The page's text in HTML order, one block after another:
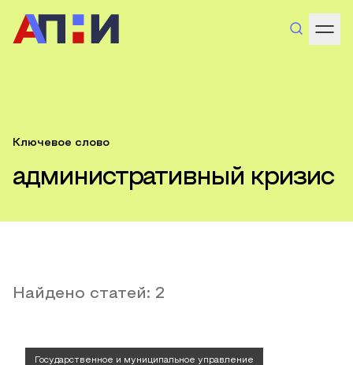
Ключевое слово
административный кризис
Найдено статей: 2
Государственное и муниципальное управление